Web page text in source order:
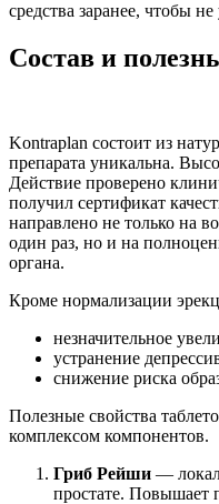
средства заранее, чтобы
Состав и
Kontraplan состоит из
препарата уникальна.
Действие проверено
получил сертификат
направлено не только на
один раз, но и на
органа.
Кроме нормализации
незначительное
устранение
снижение риска
Полезные свойства
комплексом компонентов.
Гриб Рейши —
простате. Повышает